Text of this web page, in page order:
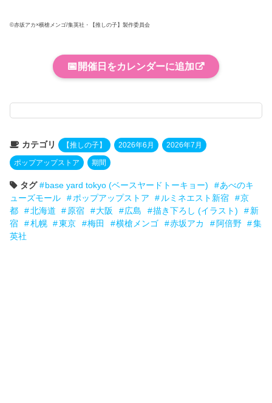
©赤坂アカ×横槍メンゴ/集英社・【推しの子】製作委員会
📅 開催日をカレンダーに追加
カテゴリ 【推しの子】 2026年6月 2026年7月
ポップアップストア 期間
タグ base yard tokyo (ベースヤードトーキョー)
あべのキ
ューズモール
ポップアップストア ルミネエスト新宿
京
都
北海道 原宿 大阪 広島 描き下ろし (イラスト)
新
宿
札幌 東京 梅田 横槍メンゴ 赤坂アカ 阿倍野
集
英社